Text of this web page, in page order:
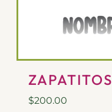
ZAPATITOS
$200.00